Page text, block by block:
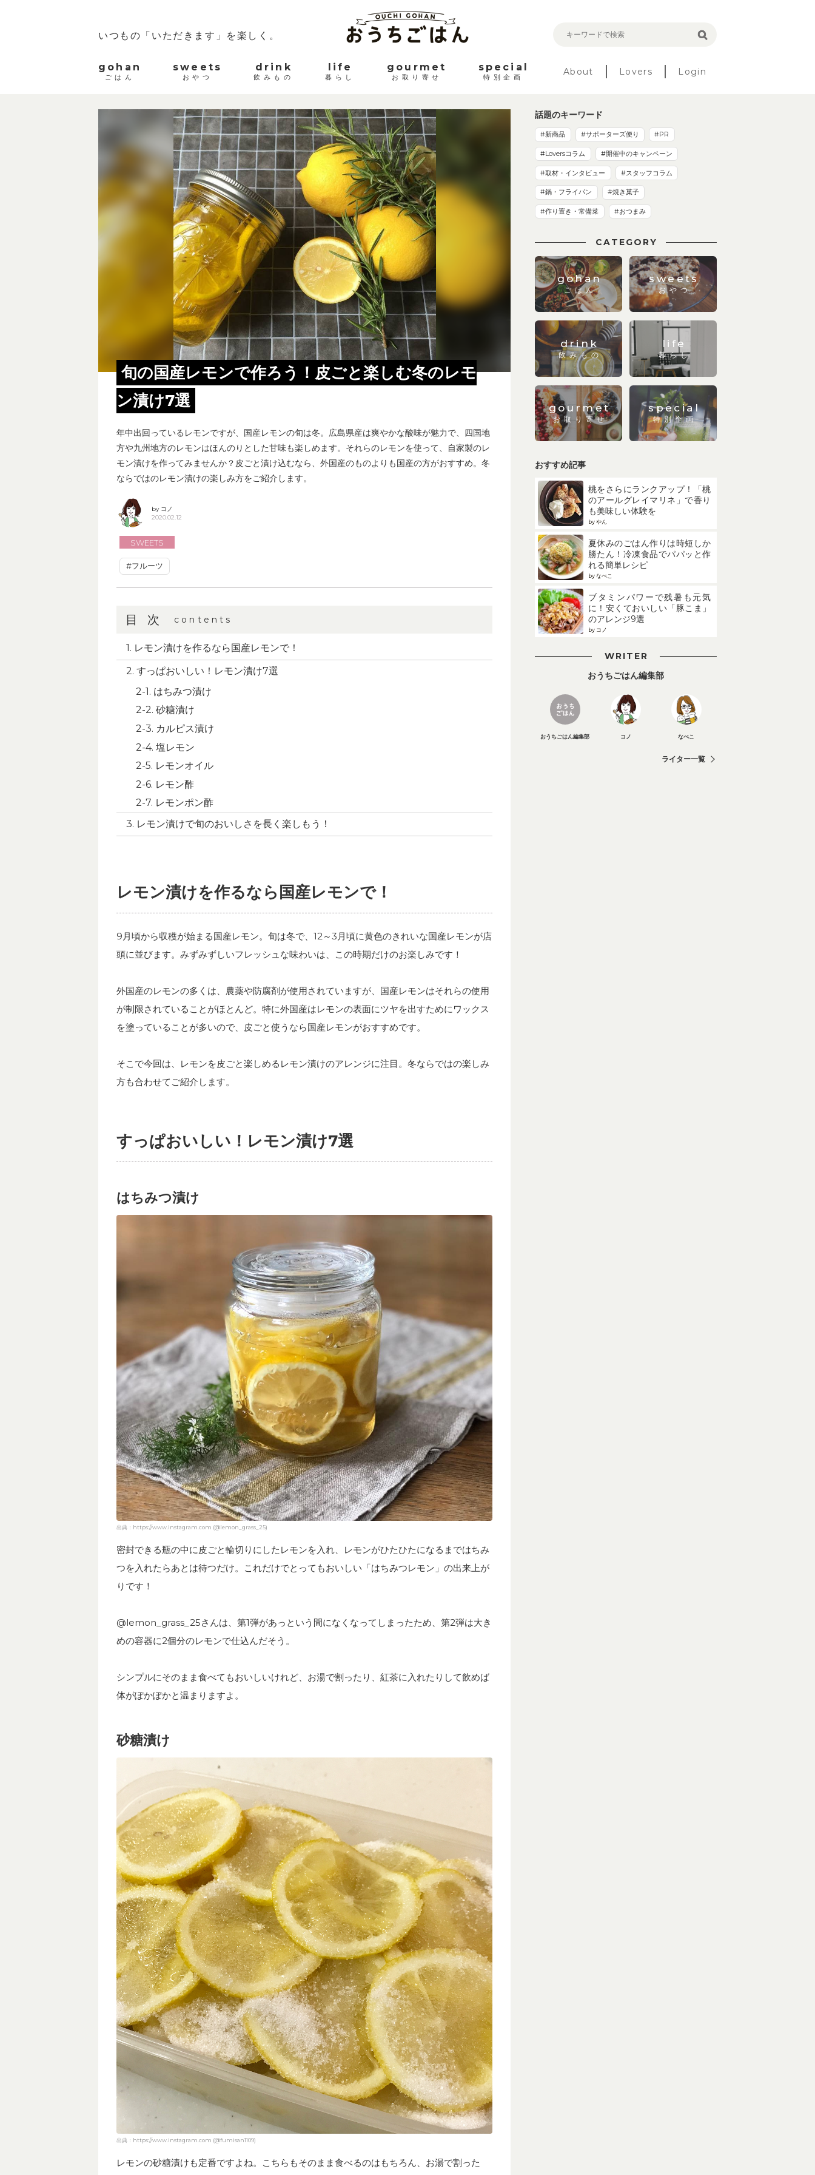
いつもの「いただきます」を楽しく。
gohan
ごはん
sweets
おやつ
drink
飲みもの
life
暮らし
gourmet
お取り寄せ
special
特別企画 About Lovers Login
旬の国産レモンで作ろう！皮ごと楽しむ冬のレモ
ン漬け7選
年中出回っているレモンですが、国産レモンの旬は冬。広島県産は爽やかな酸味が魅力で、四国地
方や九州地方のレモンはほんのりとした甘味も楽しめます。それらのレモンを使って、自家製のレ
モン漬けを作ってみませんか？皮ごと漬け込むなら、外国産のものよりも国産の方がおすすめ。冬
ならではのレモン漬けの楽しみ方をご紹介します。
by コノ
2020.02.12
SWEETS
#フルーツ
目次 contents
レモン漬けを作るなら国産レモンで！
すっぱおいしい！レモン漬け7選
はちみつ漬け
砂糖漬け
カルピス漬け
塩レモン
レモンオイル
レモン酢
レモンポン酢
レモン漬けで旬のおいしさを長く楽しもう！
レモン漬けを作るなら国産レモンで！
9月頃から収穫が始まる国産レモン。旬は冬で、12～3月頃に黄色のきれいな国産レモンが店
頭に並びます。みずみずしいフレッシュな味わいは、この時期だけのお楽しみです！
外国産のレモンの多くは、農薬や防腐剤が使用されていますが、国産レモンはそれらの使用
が制限されていることがほとんど。特に外国産はレモンの表面にツヤを出すためにワックス
を塗っていることが多いので、皮ごと使うなら国産レモンがおすすめです。
そこで今回は、レモンを皮ごと楽しめるレモン漬けのアレンジに注目。冬ならではの楽しみ
方も合わせてご紹介します。
すっぱおいしい！レモン漬け7選
はちみつ漬け
出典：https://www.instagram.com (@lemon_grass_25)
密封できる瓶の中に皮ごと輪切りにしたレモンを入れ、レモンがひたひたになるまではちみ
つを入れたらあとは待つだけ。これだけでとってもおいしい「はちみつレモン」の出来上が
りです！
@lemon_grass_25さんは、第1弾があっという間になくなってしまったため、第2弾は大き
めの容器に2個分のレモンで仕込んだそう。
シンプルにそのまま食べてもおいしいけれど、お湯で割ったり、紅茶に入れたりして飲めば
体がぽかぽかと温まりますよ。
砂糖漬け
出典：https://www.instagram.com (@fumisan1109)
レモンの砂糖漬けも定番ですよね。こちらもそのまま食べるのはもちろん、お湯で割った
話題のキーワード
#新商品 #サポーターズ便り #PR
#Loversコラム #開催中のキャンペーン
#取材・インタビュー #スタッフコラム
#鍋・フライパン #焼き菓子
#作り置き・常備菜 #おつまみ
CATEGORY
gohan
ごはん
sweets
おやつ
drink
飲みもの
life
暮らし
gourmet
お取り寄せ
special
特別企画
おすすめ記事
桃をさらにランクアップ！「桃
のアールグレイマリネ」で香り
も美味しい体験を
by やん
夏休みのごはん作りは時短しか
勝たん！冷凍食品でパパッと作
れる簡単レシピ
by なべこ
ブタミンパワーで残暑も元気
に！安くておいしい「豚こま」
のアレンジ9選
by コノ
WRITER
おうちごはん編集部
おうちごはん編集部 コノ なべこ
ライター一覧